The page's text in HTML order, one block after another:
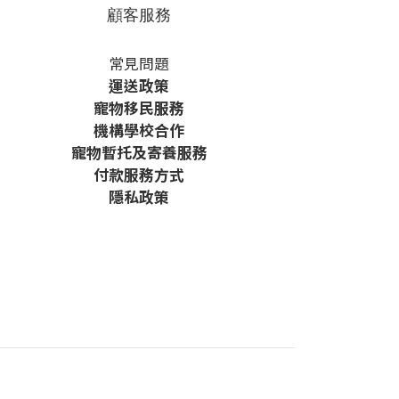
顧客服務
常見問題
運送政策
寵物移民服務
機構學校合作
寵物暫托及寄養服務
付款服務方式
隱私政策